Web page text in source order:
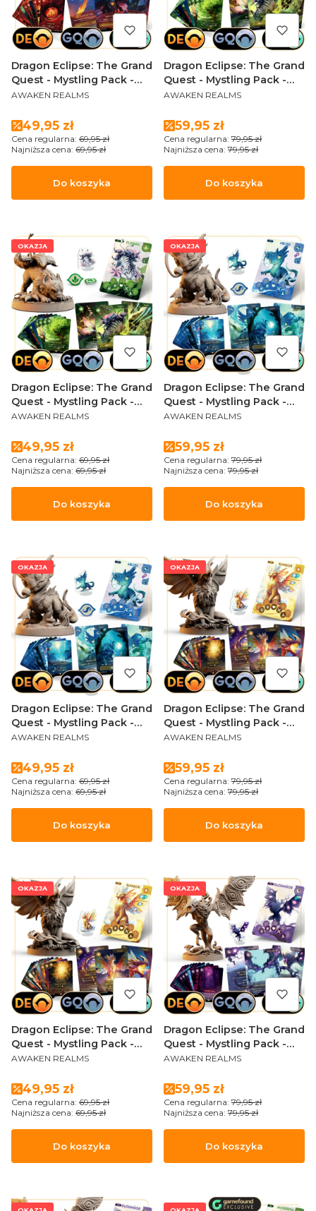
Dragon Eclipse: The Grand
Quest - Mystling Pack -
Blazecrush
PRODUCENT
AWAKEN REALMS
Cena promocyjna
49,95 zł
Cena regularna: 69,95 zł
Najniższa cena: 69,95 zł
Do koszyka
Dragon Eclipse: The Grand
Quest - Mystling Pack -
FLOGRIS (Sundrop Edition)
PRODUCENT
AWAKEN REALMS
Cena promocyjna
59,95 zł
Cena regularna: 79,95 zł
Najniższa cena: 79,95 zł
Do koszyka
OKAZJA
Dragon Eclipse: The Grand
Quest - Mystling Pack -
FLOGRIS
PRODUCENT
AWAKEN REALMS
Cena promocyjna
49,95 zł
Cena regularna: 69,95 zł
Najniższa cena: 69,95 zł
Do koszyka
OKAZJA
Dragon Eclipse: The Grand
Quest - Mystling Pack -
ABLYSS (Sundrop Edition)
PRODUCENT
AWAKEN REALMS
Cena promocyjna
59,95 zł
Cena regularna: 79,95 zł
Najniższa cena: 79,95 zł
Do koszyka
OKAZJA
Dragon Eclipse: The Grand
Quest - Mystling Pack -
ABLYSS
PRODUCENT
AWAKEN REALMS
Cena promocyjna
49,95 zł
Cena regularna: 69,95 zł
Najniższa cena: 69,95 zł
Do koszyka
OKAZJA
Dragon Eclipse: The Grand
Quest - Mystling Pack -
SUNGOR (Sundrop Edition)
PRODUCENT
AWAKEN REALMS
Cena promocyjna
59,95 zł
Cena regularna: 79,95 zł
Najniższa cena: 79,95 zł
Do koszyka
OKAZJA
Dragon Eclipse: The Grand
Quest - Mystling Pack -
SUNGOR
PRODUCENT
AWAKEN REALMS
Cena promocyjna
49,95 zł
Cena regularna: 69,95 zł
Najniższa cena: 69,95 zł
Do koszyka
OKAZJA
Dragon Eclipse: The Grand
Quest - Mystling Pack -
GLOOMGOR (Sundrop
PRODUCENT
AWAKEN REALMS
Cena promocyjna
59,95 zł
Cena regularna: 79,95 zł
Najniższa cena: 79,95 zł
Do koszyka